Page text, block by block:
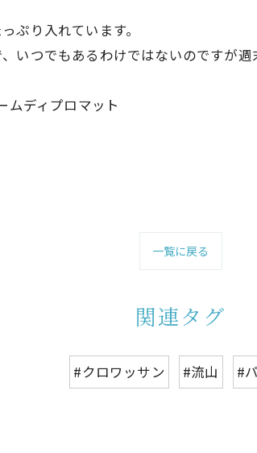
ぷり入れています。
いつでもあるわけではないのですが
ムディプロマット
一覧に戻る
関連タグ
#クロワッサン #流山 #